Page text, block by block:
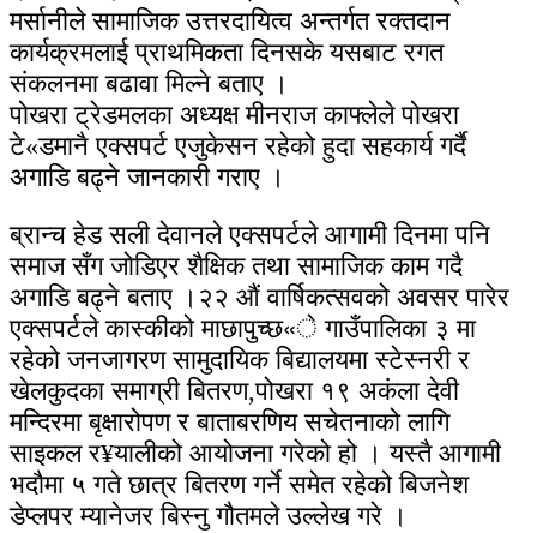
मर्सानीले सामाजिक उत्तरदायित्व अन्तर्गत रक्तदान
कार्यक्रमलाई प्राथमिकता दिनसके यसबाट रगत
संकलनमा बढावा मिल्ने बताए ।
पोखरा ट्रेडमलका अध्यक्ष मीनराज काफ्लेले पोखरा
टे«डमानै एक्सपर्ट एजुकेसन रहेको हुदा सहकार्य गर्दै
अगाडि बढ्ने जानकारी गराए ।
ब्रान्च हेड सली देवानले एक्सपर्टले आगामी दिनमा पनि
समाज सँग जोडिएर शैक्षिक तथा सामाजिक काम गदै
अगाडि बढ्ने बताए ।२२ औं वार्षिकत्सवको अवसर पारेर
एक्सपर्टले कास्कीको माछापुच्छ«े गाउँपालिका ३ मा
रहेको जनजागरण सामुदायिक बिद्यालयमा स्टेस्नरी र
खेलकुदका समाग्री बितरण,पोखरा १९ अकंला देवी
मन्दिरमा बृक्षारोपण र बाताबरणिय सचेतनाको लागि
साइकल र¥यालीको आयोजना गरेको हो । यस्तै आगामी
भदौमा ५ गते छात्र बितरण गर्ने समेत रहेको बिजनेश
डेप्लपर म्यानेजर बिस्नु गौतमले उल्लेख गरे ।